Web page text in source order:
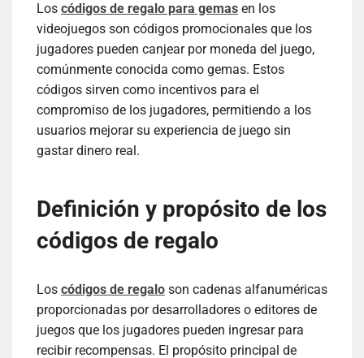
Los códigos de regalo para gemas en los
videojuegos son códigos promocionales que los
jugadores pueden canjear por moneda del juego,
comúnmente conocida como gemas. Estos
códigos sirven como incentivos para el
compromiso de los jugadores, permitiendo a los
usuarios mejorar su experiencia de juego sin
gastar dinero real.
Definición y propósito de los
códigos de regalo
Los códigos de regalo son cadenas alfanuméricas
proporcionadas por desarrolladores o editores de
juegos que los jugadores pueden ingresar para
recibir recompensas. El propósito principal de